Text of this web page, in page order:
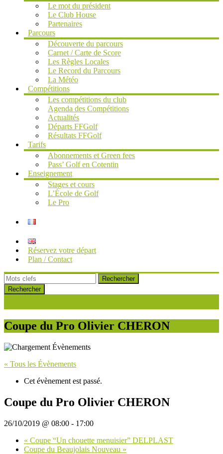
Le mot du président
Le Club House
Partenaires
Parcours
Découverte du parcours
Carnet / Carte de Score
Les Règles Locales
Le Record du Parcours
La Météo
Compétitions
Les compétitions du club
Agenda des Compétitions
Actualités
Départs FFGolf
Résultats FFGolf
Tarifs
Abonnements et Green fees
Pass’ Golf en Cotentin
Enseignement
Stages et cours
L’École de Golf
Le Pro
Réservez votre départ
Plan / Contact
Rechercher
Coupe du Pro Olivier CHERON
« Tous les Évènements
Cet évènement est passé.
Coupe du Pro Olivier CHERON
26/10/2019 @ 08:00 - 17:00
« Coupe “Un chouette menuisier” DELPLAST
Coupe du Beaujolais Nouveau »